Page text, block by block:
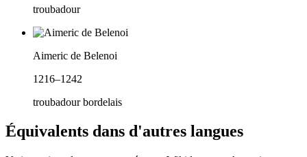
troubadour
Aimeric de Belenoi
1216–1242
troubadour bordelais
Équivalents dans d'autres langues